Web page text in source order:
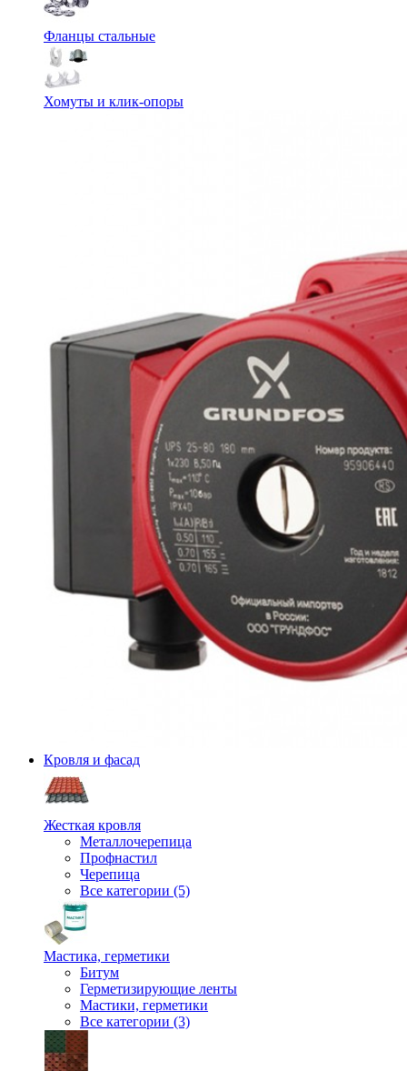
Фланцы стальные
Хомуты и клик-опоры
Кровля и фасад
Жесткая кровля
Металлочерепица
Профнастил
Черепица
Все категории (5)
Мастика, герметики
Битум
Герметизирующие ленты
Мастики, герметики
Все категории (3)